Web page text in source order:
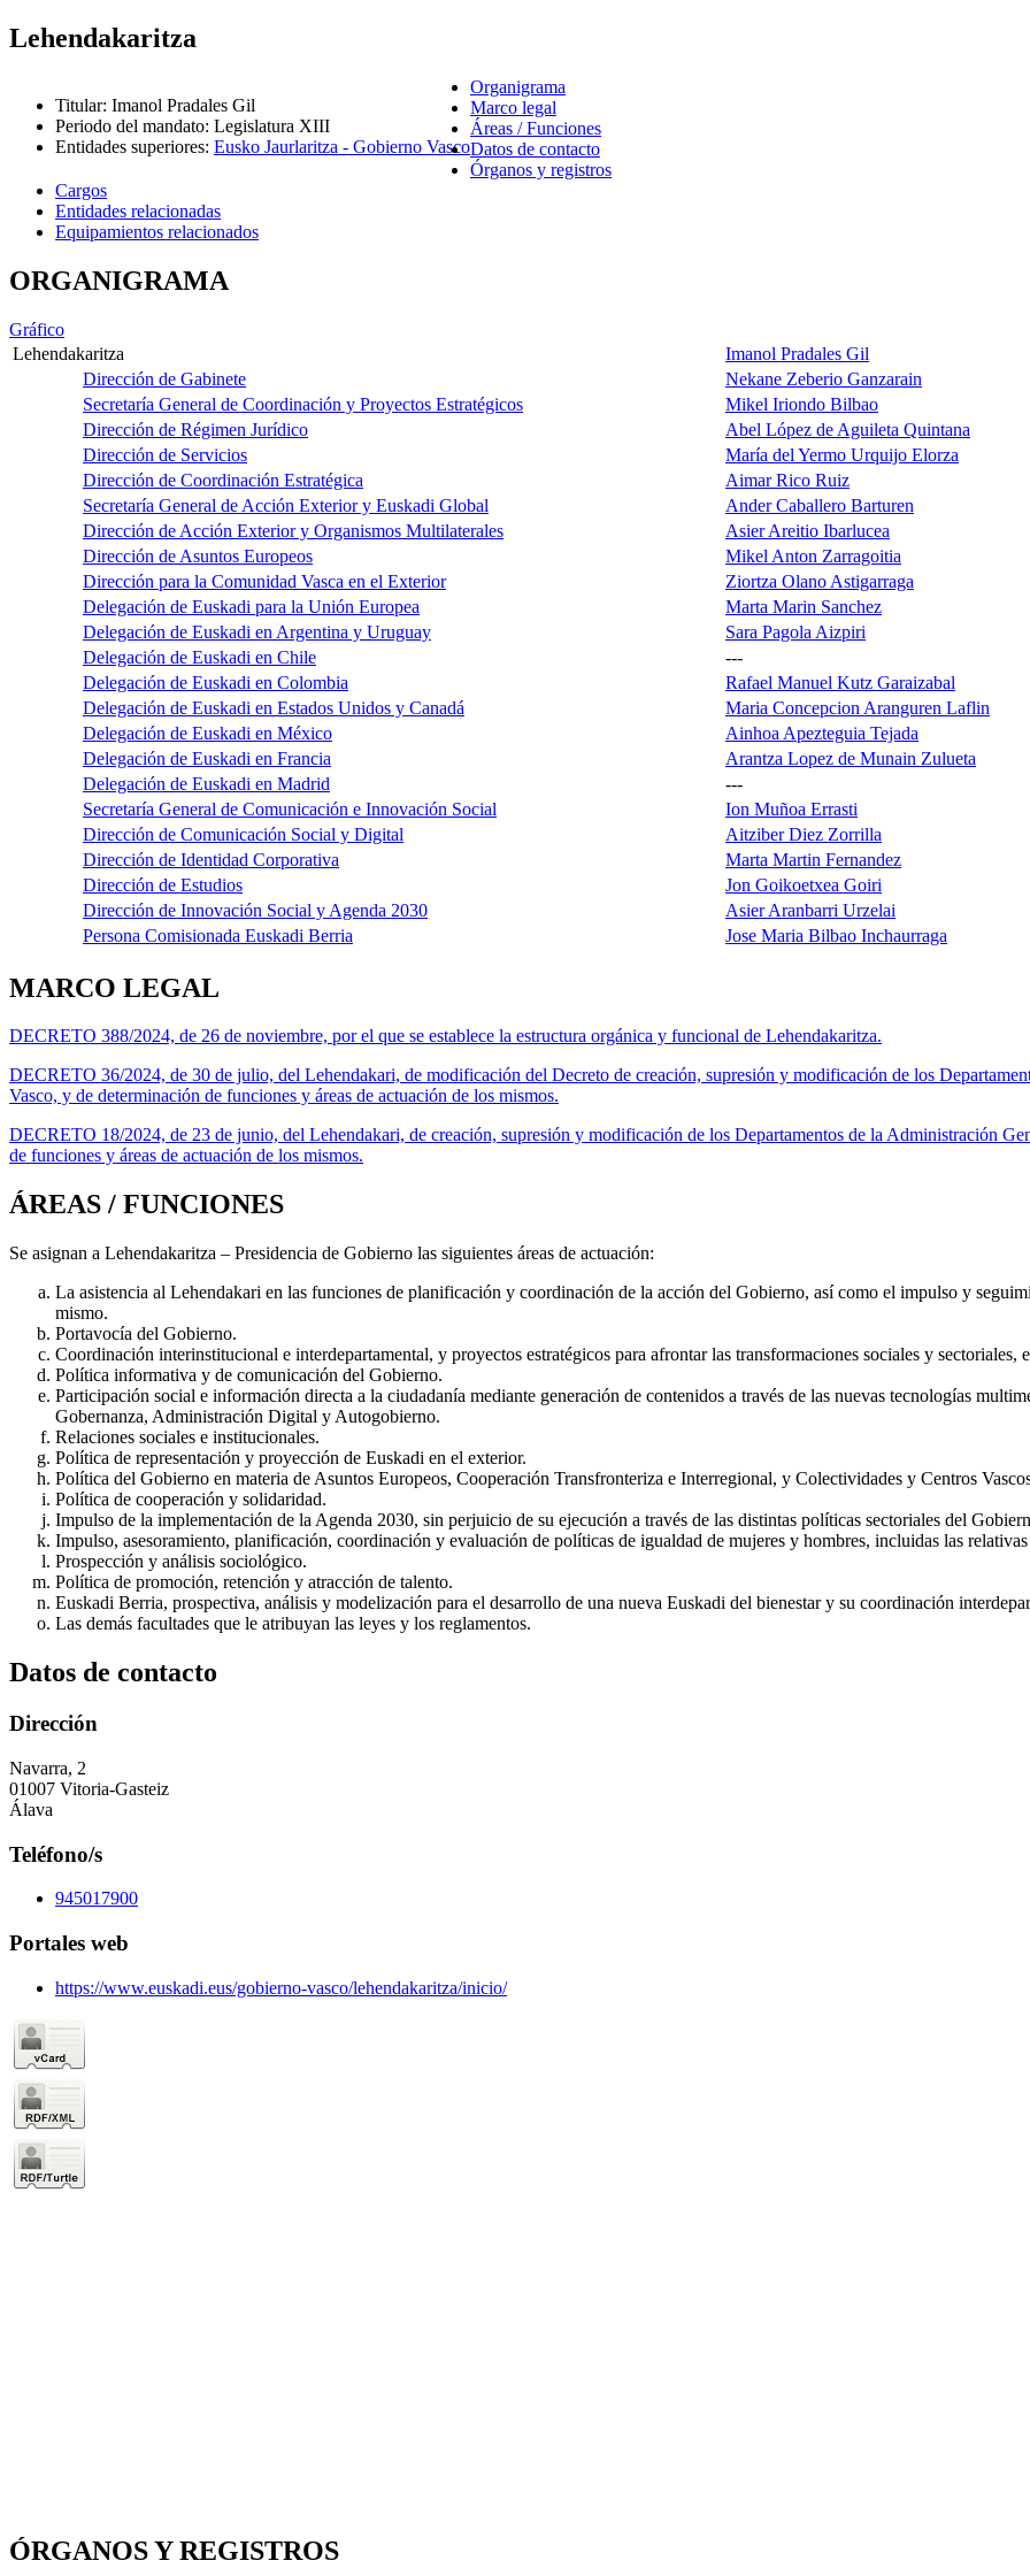
Lehendakaritza
Titular: Imanol Pradales Gil
Periodo del mandato: Legislatura XIII
Entidades superiores: Eusko Jaurlaritza - Gobierno Vasco
Organigrama
Marco legal
Áreas / Funciones
Datos de contacto
Órganos y registros
Cargos
Entidades relacionadas
Equipamientos relacionados
ORGANIGRAMA
Gráfico
Lehendakaritza
Imanol Pradales Gil
Dirección de Gabinete
Nekane Zeberio Ganzarain
Secretaría General de Coordinación y Proyectos Estratégicos
Mikel Iriondo Bilbao
Dirección de Régimen Jurídico
Abel López de Aguileta Quintana
Dirección de Servicios
María del Yermo Urquijo Elorza
Dirección de Coordinación Estratégica
Aimar Rico Ruiz
Secretaría General de Acción Exterior y Euskadi Global
Ander Caballero Barturen
Dirección de Acción Exterior y Organismos Multilaterales
Asier Areitio Ibarlucea
Dirección de Asuntos Europeos
Mikel Anton Zarragoitia
Dirección para la Comunidad Vasca en el Exterior
Ziortza Olano Astigarraga
Delegación de Euskadi para la Unión Europea
Marta Marin Sanchez
Delegación de Euskadi en Argentina y Uruguay
Sara Pagola Aizpiri
Delegación de Euskadi en Chile
---
Delegación de Euskadi en Colombia
Rafael Manuel Kutz Garaizabal
Delegación de Euskadi en Estados Unidos y Canadá
Maria Concepcion Aranguren Laflin
Delegación de Euskadi en México
Ainhoa Apezteguia Tejada
Delegación de Euskadi en Francia
Arantza Lopez de Munain Zulueta
Delegación de Euskadi en Madrid
---
Secretaría General de Comunicación e Innovación Social
Ion Muñoa Errasti
Dirección de Comunicación Social y Digital
Aitziber Diez Zorrilla
Dirección de Identidad Corporativa
Marta Martin Fernandez
Dirección de Estudios
Jon Goikoetxea Goiri
Dirección de Innovación Social y Agenda 2030
Asier Aranbarri Urzelai
Persona Comisionada Euskadi Berria
Jose Maria Bilbao Inchaurraga
MARCO LEGAL
DECRETO 388/2024, de 26 de noviembre, por el que se establece la estructura orgánica y funcional de Lehendakaritza.
DECRETO 36/2024, de 30 de julio, del Lehendakari, de modificación del Decreto de creación, supresión y modificación de los
Vasco, y de determinación de funciones y áreas de actuación de los mismos.
DECRETO 18/2024, de 23 de junio, del Lehendakari, de creación, supresión y modificación de los Departamentos de la Administración
de funciones y áreas de actuación de los mismos.
ÁREAS / FUNCIONES
Se asignan a Lehendakaritza – Presidencia de Gobierno las siguientes áreas de actuación:
La asistencia al Lehendakari en las funciones de planificación y coordinación de la acción del Gobierno, así como el impulso y
mismo.
Portavocía del Gobierno.
Coordinación interinstitucional e interdepartamental, y proyectos estratégicos para afrontar las transformaciones sociales y sectoriales,
Política informativa y de comunicación del Gobierno.
Participación social e información directa a la ciudadanía mediante generación de contenidos a través de las nuevas tecnologías
Gobernanza, Administración Digital y Autogobierno.
Relaciones sociales e institucionales.
Política de representación y proyección de Euskadi en el exterior.
Política del Gobierno en materia de Asuntos Europeos, Cooperación Transfronteriza e Interregional, y Colectividades y Centros
Política de cooperación y solidaridad.
Impulso de la implementación de la Agenda 2030, sin perjuicio de su ejecución a través de las distintas políticas sectoriales del
Impulso, asesoramiento, planificación, coordinación y evaluación de políticas de igualdad de mujeres y hombres, incluidas las
Prospección y análisis sociológico.
Política de promoción, retención y atracción de talento.
Euskadi Berria, prospectiva, análisis y modelización para el desarrollo de una nueva Euskadi del bienestar y su coordinación
Las demás facultades que le atribuyan las leyes y los reglamentos.
Datos de contacto
Dirección
Navarra, 2
01007 Vitoria-Gasteiz
Álava
Teléfono/s
945017900
Portales web
https://www.euskadi.eus/gobierno-vasco/lehendakaritza/inicio/
ÓRGANOS Y REGISTROS